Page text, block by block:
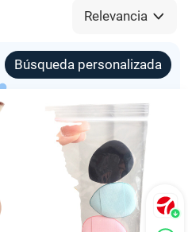
Relevancia
Búsqueda personalizada